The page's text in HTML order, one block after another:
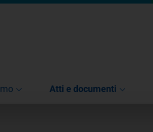
Atti e documenti